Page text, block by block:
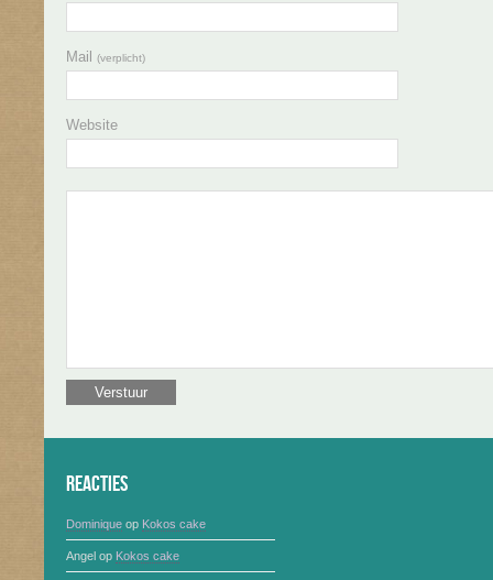
Mail (verplicht)
Website
Reacties
Dominique op Kokos cake
Angel op Kokos cake